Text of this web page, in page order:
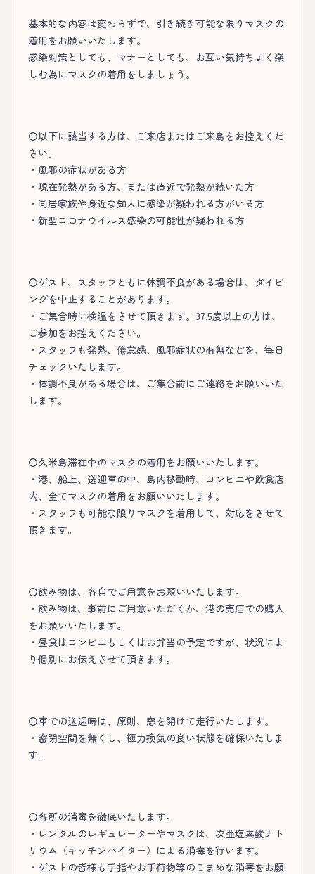
基本的な内容は変わらずで、引き続き可能な限り マスクの
着用をお願いいたします。
感染対策としても、マナーとしても、お互い気持ちよく楽
しむ為にマスクの着用をしましょう。
〇以下に該当する方は、ご来店またはご来島をお控えくだ
さい。
・風邪の症状がある方
・現在発熱がある方、または直近で発熱が続いた方
・同居家族や身近な知人に感染が疑われる方がいる方
・新型コロナウイルス感染の可能性が疑われる方
〇ゲスト、スタッフともに体調不良がある場合は、ダイビ
ングを中止することがあります。
・ご集合時に検温をさせて頂きます。37.5度以上の方は、
ご参加をお控えください。
・スタッフも発熱、倦怠感、風邪症状の有無などを、毎日
チェックいたします。
・体調不良がある場合は、ご集合前にご連絡をお願いいた
します。
〇久米島滞在中のマスクの着用をお願いいたします。
・港、船上、送迎車の中、島内移動時、コンビニや飲食店
内、全てマスクの着用をお願いいたします。
・スタッフも可能な限りマスクを着用して、対応をさせて
頂きます。
〇飲み物は、各自でご用意をお願いいたします。
・飲み物は、事前にご用意いただくか、港の売店での購入
をお願いいたします。
・昼食はコンビニもしくはお弁当の予定ですが、状況によ
り個別にお伝えさせて頂きます。
〇車での送迎時は、原則、窓を開けて走行いたします。
・密閉空間を無くし、極力換気の良い状態を確保いたしま
す。
〇各所の消毒を徹底いたします。
・レンタルのレギュレーターやマスクは、次亜塩素酸ナト
リウム（キッチンハイター）による消毒を行います。
・ゲストの皆様も手指やお手荷物等のこまめな消毒をお願